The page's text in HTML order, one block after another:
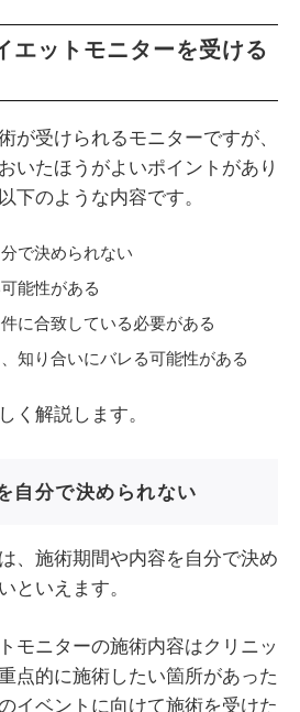
エットモニターを受ける
が受けられるモニターですが、
いたほうがよいポイントがあり
下のような内容です。
で決められない
能性がある
に合致している必要がある
知り合いにバレる可能性がある
く解説します。
自分で決められない
、施術期間や内容を自分で決め
といえます。
モニターの施術内容はクリニッ
点的に施術したい箇所があった
イベントに向けて施術を受けた